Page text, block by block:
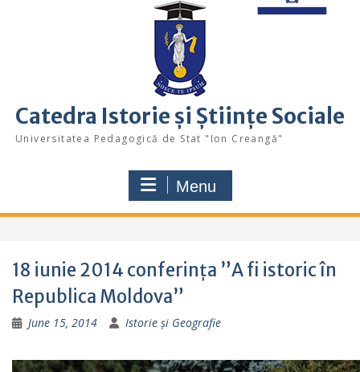
Catedra Istorie și Științe Sociale
Universitatea Pedagogică de Stat "Ion Creangă"
Menu
18 iunie 2014 conferința ”A fi istoric în
Republica Moldova”
June 15, 2014 Istorie și Geografie